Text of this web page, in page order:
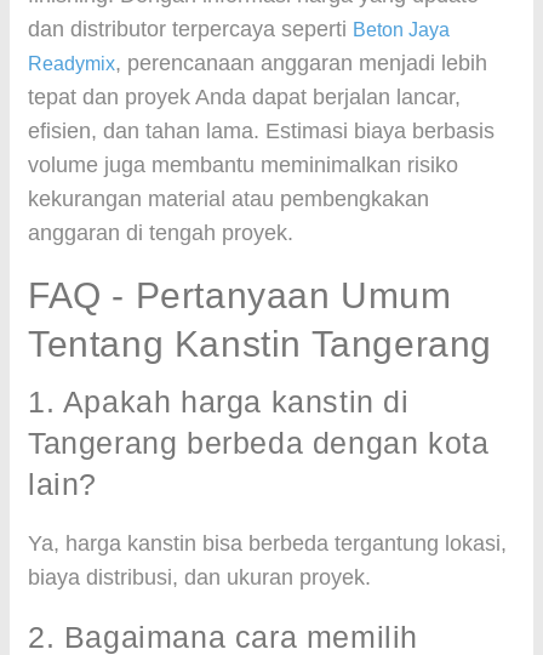
dan distributor terpercaya seperti Beton Jaya
Readymix, perencanaan anggaran menjadi lebih
tepat dan proyek Anda dapat berjalan lancar,
efisien, dan tahan lama. Estimasi biaya berbasis
volume juga membantu meminimalkan risiko
kekurangan material atau pembengkakan
anggaran di tengah proyek.
FAQ - Pertanyaan Umum
Tentang Kanstin Tangerang
1. Apakah harga kanstin di
Tangerang berbeda dengan kota
lain?
Ya, harga kanstin bisa berbeda tergantung lokasi,
biaya distribusi, dan ukuran proyek.
2. Bagaimana cara memilih